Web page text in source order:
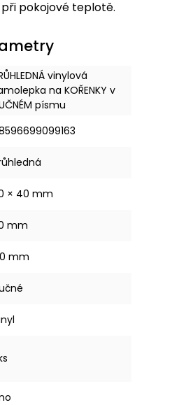
pokojové teplotě.
vinylová
na KOŘENKY v
písmu
× 40 mm
mm
mm